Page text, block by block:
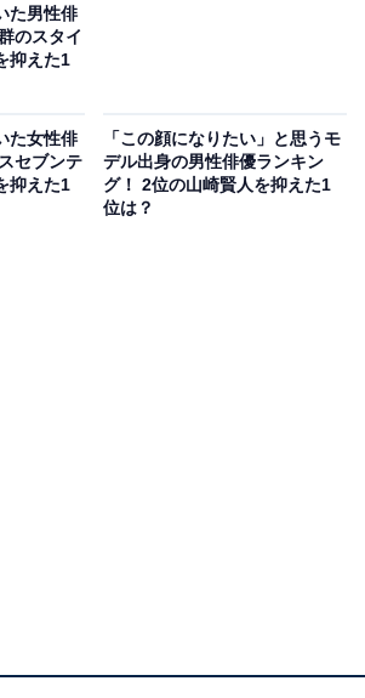
デル時代から人気を集めていまし
リスマ性のある存在感が魅力的です
）」「イケメンでスタイルもよくて
があって好きです（50代女性／島根
た男性俳
のスタイ
抑えた1
た女性俳
セブンテ
抑えた1
「この顔になりたい」と思うモ
デル出身の男性俳優ランキン
グ！ 2位の山崎賢人を抑えた1
位は？